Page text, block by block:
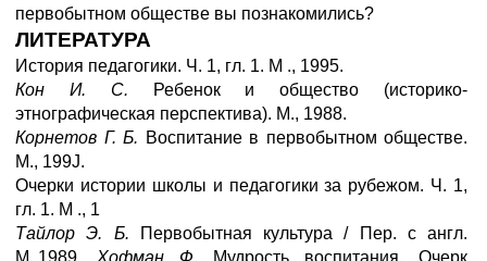
первобытном обществе вы познакомились?
ЛИТЕРАТУРА
История педагогики. Ч. 1, гл. 1. М ., 1995.
Кон И. С.
Ребенок и общество (историко-
этнографическая перспектива). М., 1988.
Корнетов Г. Б. Воспитание в первобытном обществе.
M., 199J.
Очерки истории школы и педагогики за рубежом. Ч. 1,
гл. 1. М ., 1
Тайлор Э. Б.
Первобытная культура / Пер. с англ.
М.,1989. Хофман Ф.
Мудрость воспитания. Очерк